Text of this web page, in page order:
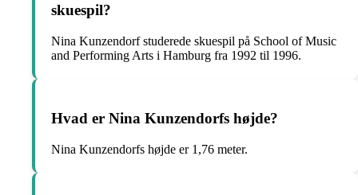
skuespil?
Nina Kunzendorf studerede skuespil på School of Music
and Performing Arts i Hamburg fra 1992 til 1996.
Hvad er Nina Kunzendorfs højde?
Nina Kunzendorfs højde er 1,76 meter.